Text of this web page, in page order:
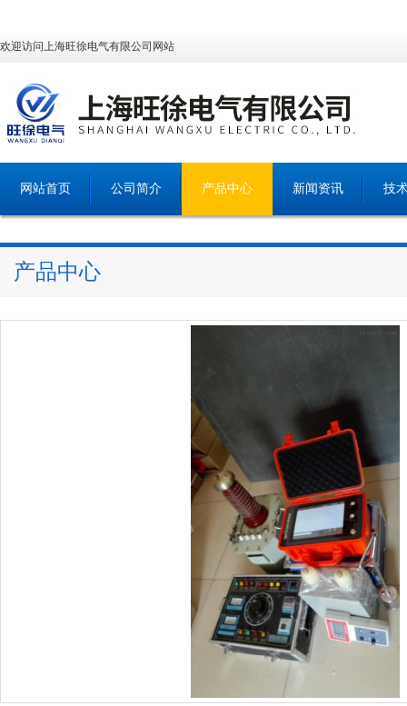
欢迎访问上海旺徐电气有限公司网站
网站首页 公司简介 产品中心 新闻资讯 技
产品中心